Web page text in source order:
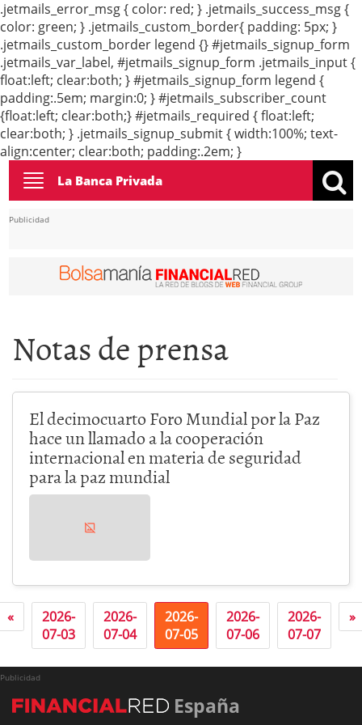
.jetmails_error_msg { color: red; } .jetmails_success_msg {
color: green; } .jetmails_custom_border{ padding: 5px; }
.jetmails_custom_border legend {} #jetmails_signup_form
.jetmails_var_label, #jetmails_signup_form .jetmails_input {
float:left; clear:both; } #jetmails_signup_form legend {
padding:.5em; margin:0; } #jetmails_subscriber_count
{float:left; clear:both;} #jetmails_required { float:left;
clear:both; } .jetmails_signup_submit { width:100%; text-
align:center; clear:both; padding:.2em; }
Toggle
navigation
La Banca Privada
Publicidad
Notas de prensa
El decimocuarto Foro Mundial por la Paz
hace un llamado a la cooperación
internacional en materia de seguridad
para la paz mundial
«
2026-
07-03
2026-
07-04
2026-
07-05
2026-
07-06
2026-
07-07
»
Publicidad
España